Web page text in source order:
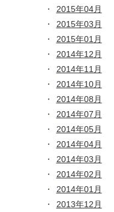
2015年04月
2015年03月
2015年01月
2014年12月
2014年11月
2014年10月
2014年08月
2014年07月
2014年05月
2014年04月
2014年03月
2014年02月
2014年01月
2013年12月